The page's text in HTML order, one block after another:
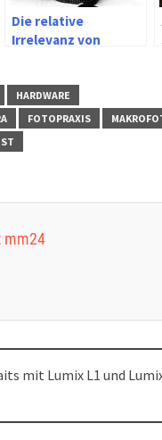
Die relative
Irrelevanz von
HARDWARE
FOTOPRAXIS
mm24
mit Lumix L1 und